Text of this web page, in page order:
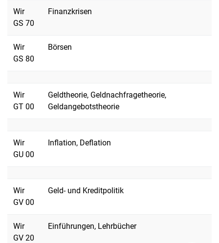
Wir
GS 70
Finanzkrisen
Wir
GS 80
Börsen
Wir
GT 00
Geldtheorie, Geldnachfragetheorie,
Geldangebotstheorie
Wir
GU 00
Inflation, Deflation
Wir
GV 00
Geld- und Kreditpolitik
Wir
GV 20
Einführungen, Lehrbücher